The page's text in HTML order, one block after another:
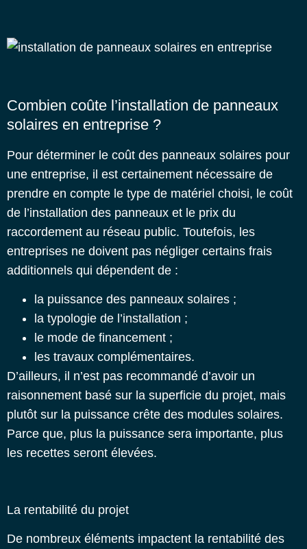
Combien coûte l’installation de panneaux
solaires en entreprise ?
Pour déterminer le coût des panneaux solaires pour
une entreprise, il est certainement nécessaire de
prendre en compte le type de matériel choisi, le coût
de l’installation des panneaux et le prix du
raccordement au réseau public. Toutefois, les
entreprises ne doivent pas négliger certains frais
additionnels qui dépendent de :
la puissance des panneaux solaires ;
la typologie de l’installation ;
le mode de financement ;
les travaux complémentaires.
D’ailleurs, il n’est pas recommandé d’avoir un
raisonnement basé sur la superficie du projet, mais
plutôt sur la puissance crête des modules solaires.
Parce que, plus la puissance sera importante, plus
les recettes seront élevées.
La rentabilité du projet
De nombreux éléments impactent la rentabilité des